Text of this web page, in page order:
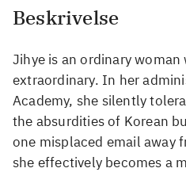
Beskrivelse
Jihye is an ordinary woman
extraordinary. In her
Academy, she silently
the absurdities of Korean
one misplaced email away
she effectively becomes a